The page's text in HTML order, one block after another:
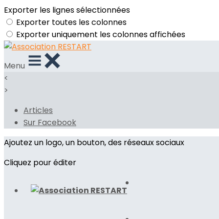
Exporter les lignes sélectionnées
Exporter toutes les colonnes
Exporter uniquement les colonnes affichées
Menu
<
>
Articles
Sur Facebook
Ajoutez un logo, un bouton, des réseaux sociaux
Cliquez pour éditer